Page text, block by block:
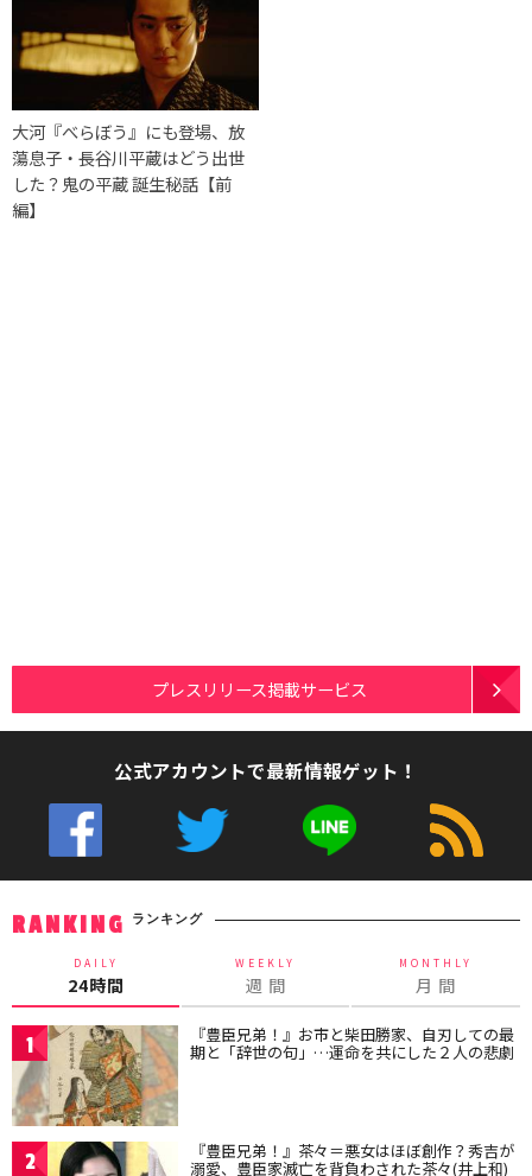
大河『べらぼう』にも登場、放
蕩息子・長谷川平蔵はどう出世
した？鬼の平蔵 誕生秘話【前
編】
プレスリリース掲載サービス
公式アカウントで最新情報ゲット！
RANKING ランキング
DAILY
24時間
WEEKLY
週 間
MONTHLY
月 間
1 『豊臣兄弟！』お市と柴田勝家、自刃しての最
期と「辞世の句」…運命を共にした２人の悲劇
2 『豊臣兄弟！』茶々＝悪女はほぼ創作？秀吉が
溺愛、豊臣家滅亡を背負わされた茶々(井上和)